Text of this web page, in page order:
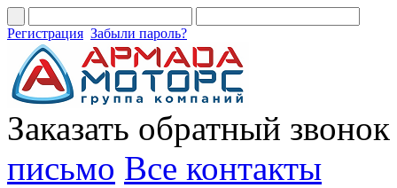
Регистрация Забыли пароль?
Заказать обратный звонок
письмо Все контакты